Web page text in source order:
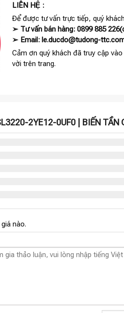
LIÊN HỆ :
Để được tư vấn trực tiếp, quý
➢ Tư vấn bán hàng: 0899 885
➢ Email: le.ducdo@tudong-
Cảm ơn quý khách đã truy cập
vời trên trang.
2YE12-0UF0 | BIẾN TẦN
nào.